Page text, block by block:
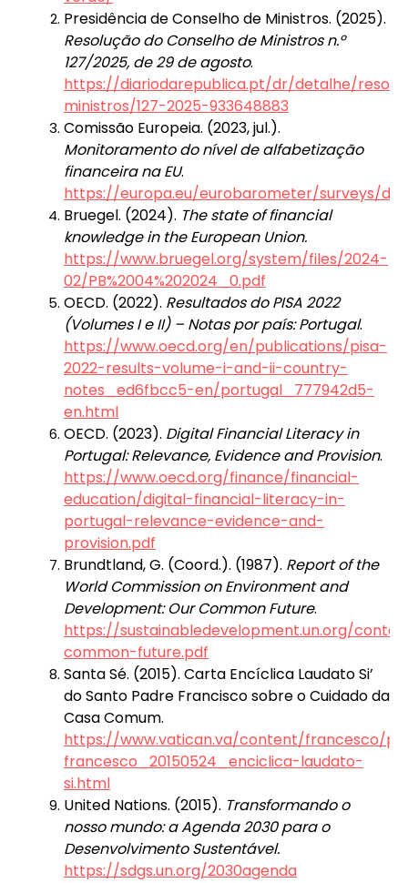
Presidência de Conselho de Ministros. (2025).
Resolução do Conselho de Ministros n.º
127/2025, de 29 de agosto.
https://diariodarepublica.pt/dr/detalhe/
ministros/127-2025-933648883
Comissão Europeia. (2023, jul.).
Monitoramento do nível de alfabetização
financeira na EU.
https://europa.eu/eurobarometer/surveys/
Bruegel. (2024). The state of financial
knowledge in the European Union.
https://www.bruegel.org/system/files/2024-
02/PB%2004%202024_0.pdf
OECD. (2022). Resultados do PISA 2022
(Volumes I e II) – Notas por país: Portugal.
https://www.oecd.org/en/publications/pisa-
2022-results-volume-i-and-ii-country-
notes_ed6fbcc5-en/portugal_777942d5-
en.html
OECD. (2023). Digital Financial Literacy in
Portugal: Relevance, Evidence and Provision.
https://www.oecd.org/finance/financial-
education/digital-financial-literacy-in-
portugal-relevance-evidence-and-
provision.pdf
Brundtland, G. (Coord.). (1987). Report of the
World Commission on Environment and
Development: Our Common Future.
https://sustainabledevelopment.un.org/
common-future.pdf
Santa Sé. (2015). Carta Encíclica Laudato Si’
do Santo Padre Francisco sobre o Cuidado da
Casa Comum.
https://www.vatican.va/content/francesco/
francesco_20150524_enciclica-laudato-
si.html
United Nations. (2015). Transformando o
nosso mundo: a Agenda 2030 para o
Desenvolvimento Sustentável.
https://sdgs.un.org/2030agenda